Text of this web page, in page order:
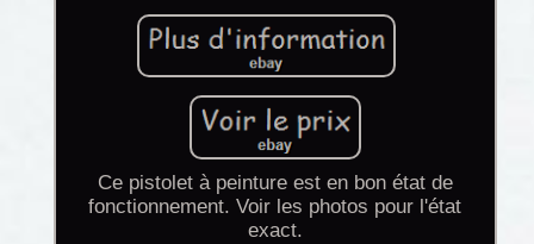
Ce pistolet à peinture est en bon état de
fonctionnement. Voir les photos pour l'état
exact.